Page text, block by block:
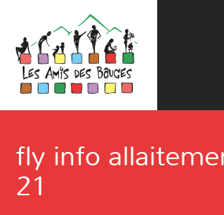
fly info
21